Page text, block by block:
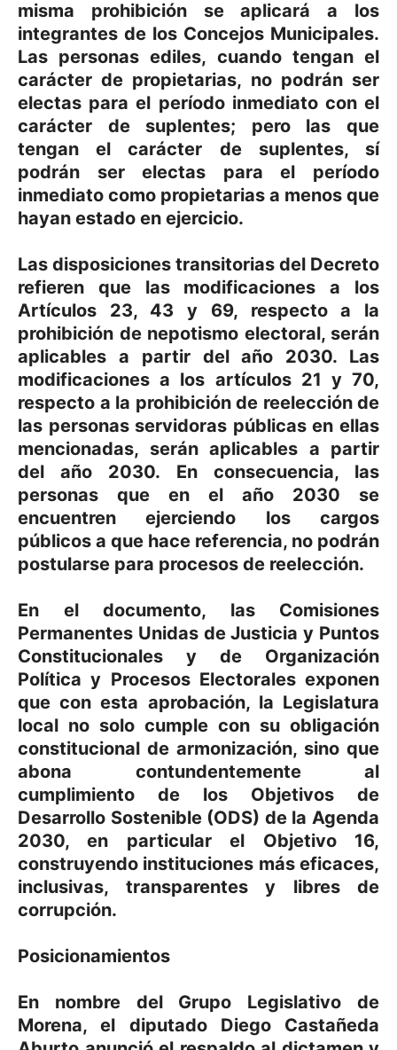
misma prohibición se aplicará a los
integrantes de los Concejos Municipales.
Las personas ediles, cuando tengan el
carácter de propietarias, no podrán ser
electas para el período inmediato con el
carácter de suplentes; pero las que
tengan el carácter de suplentes, sí
podrán ser electas para el período
inmediato como propietarias a menos que
hayan estado en ejercicio.
Las disposiciones transitorias del Decreto
refieren que las modificaciones a los
Artículos 23, 43 y 69, respecto a la
prohibición de nepotismo electoral, serán
aplicables a partir del año 2030. Las
modificaciones a los artículos 21 y 70,
respecto a la prohibición de reelección de
las personas servidoras públicas en ellas
mencionadas, serán aplicables a partir
del año 2030. En consecuencia, las
personas que en el año 2030 se
encuentren ejerciendo los cargos
públicos a que hace referencia, no podrán
postularse para procesos de reelección.
En el documento, las Comisiones
Permanentes Unidas de Justicia y Puntos
Constitucionales y de Organización
Política y Procesos Electorales exponen
que con esta aprobación, la Legislatura
local no solo cumple con su obligación
constitucional de armonización, sino que
abona contundentemente al
cumplimiento de los Objetivos de
Desarrollo Sostenible (ODS) de la Agenda
2030, en particular el Objetivo 16,
construyendo instituciones más eficaces,
inclusivas, transparentes y libres de
corrupción.
Posicionamientos
En nombre del Grupo Legislativo de
Morena, el diputado Diego Castañeda